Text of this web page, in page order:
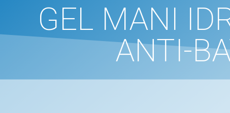
GEL MANI
ANTI-